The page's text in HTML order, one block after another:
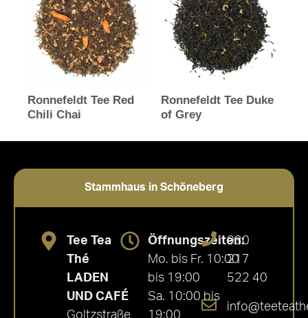
Ronnefeldt Tee Red
Chili Chai
Ronnefeldt Tee Duke
of Grey
Stammhaus in Schöneberg
Tee Tea
Thé
LADEN
UND CAFÉ
Goltzstraße
Öffnungszeiten:
Mo. bis Fr. 10:00
bis 19:00
Sa. 10:00 bis
19:00
030
217
522 40